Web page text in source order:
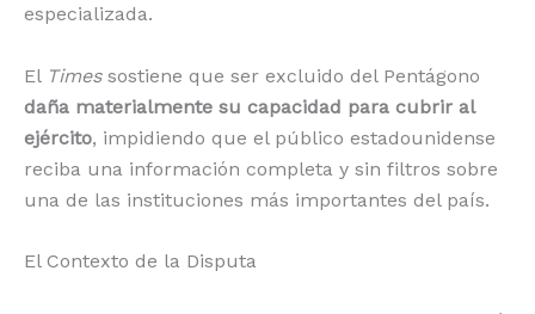
especializada.
El Timessostiene que ser excluido del Pentágono
daña materialmente su capacidad para cubrir al
ejército, impidiendo que el público estadounidense
reciba una información completa y sin filtros sobre
una de las instituciones más importantes del país.
El Contexto de la Disputa